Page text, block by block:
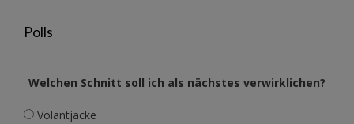
Polls
Welchen Schnitt soll ich als nächstes verwirklichen?
Volantjacke